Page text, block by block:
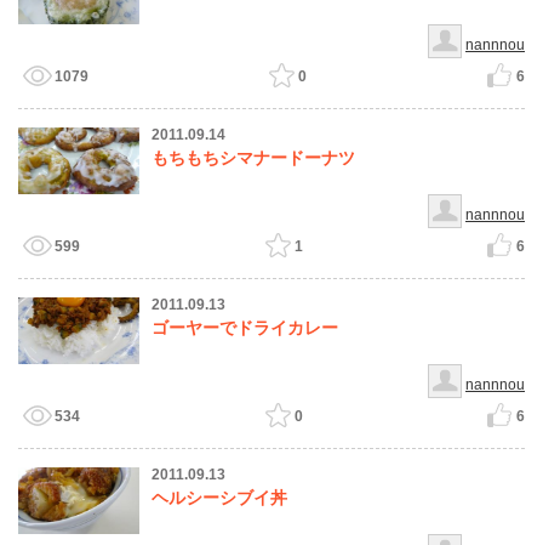
nannnou
1079
0 6
2011.09.14
もちもちシマナードーナツ
nannnou
599
1 6
2011.09.13
ゴーヤーでドライカレー
nannnou
534
0 6
2011.09.13
ヘルシーシブイ丼